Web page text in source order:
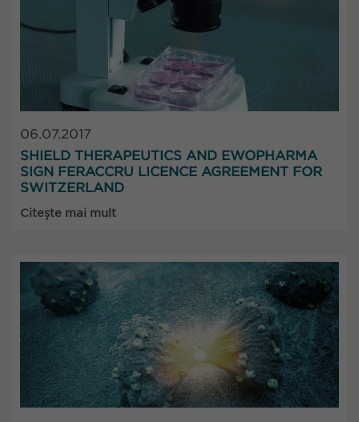
06.07.2017
SHIELD THERAPEUTICS AND EWOPHARMA
SIGN FERACCRU LICENCE AGREEMENT FOR
SWITZERLAND
Citește mai mult